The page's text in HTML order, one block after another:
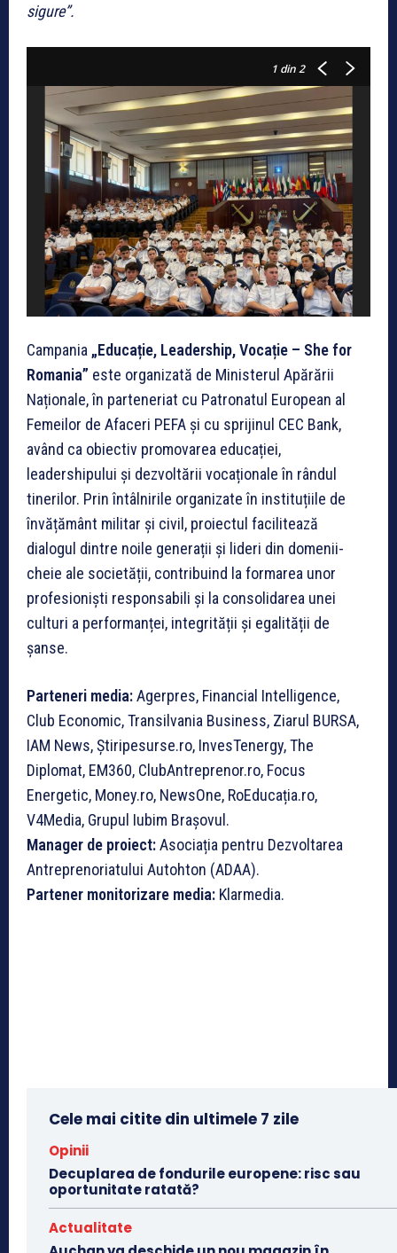
sigure”.
1 din 2
Campania „Educație, Leadership, Vocație – She for
Romania” este organizată de Ministerul Apărării
Naționale, în parteneriat cu Patronatul European al
Femeilor de Afaceri PEFA și cu sprijinul CEC Bank,
având ca obiectiv promovarea educației,
leadershipului și dezvoltării vocaționale în rândul
tinerilor. Prin întâlnirile organizate în instituțiile de
învățământ militar și civil, proiectul facilitează
dialogul dintre noile generații și lideri din domenii-
cheie ale societății, contribuind la formarea unor
profesioniști responsabili și la consolidarea unei
culturi a performanței, integrității și egalității de
șanse.
Parteneri media:Agerpres, Financial Intelligence,
Club Economic, Transilvania Business, Ziarul BURSA,
IAM News, Știripesurse.ro, InvesTenergy, The
Diplomat, EM360, ClubAntreprenor.ro, Focus
Energetic, Money.ro, NewsOne, RoEducația.ro,
V4Media, Grupul Iubim Brașovul.
Manager de proiect:Asociația pentru Dezvoltarea
Antreprenoriatului Autohton (ADAA).
Partener monitorizare media: Klarmedia.
Cele mai citite din ultimele 7 zile
Opinii
Decuplarea de fondurile europene: risc sau
oportunitate ratată?
Actualitate